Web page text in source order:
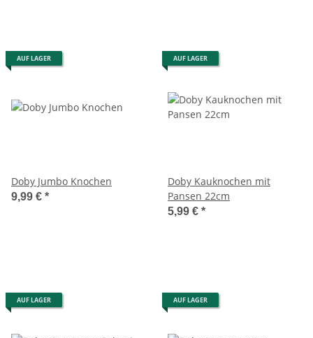
AUF LAGER
Doby Jumbo Knochen
9,99 € *
AUF LAGER
Doby Kauknochen mit
Pansen 22cm
5,99 € *
AUF LAGER AUF LAGER